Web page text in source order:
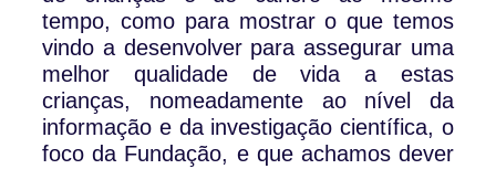
tempo, como para mostrar o que temos
vindo a desenvolver para assegurar uma
melhor qualidade de vida a estas
crianças, nomeadamente ao nível da
informação e da investigação científica, o
foco da Fundação, e que achamos dever